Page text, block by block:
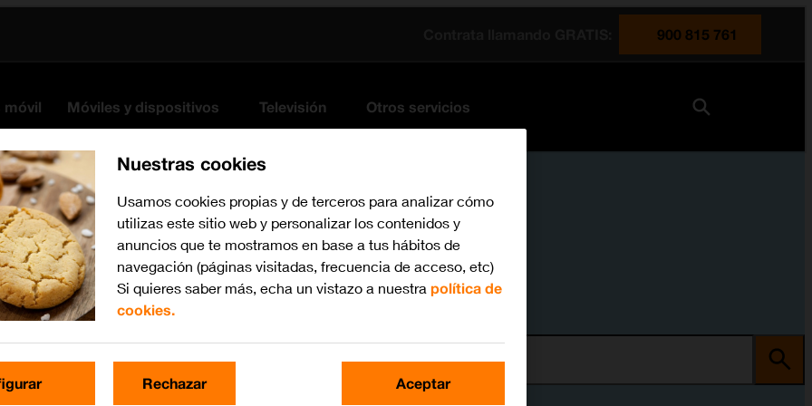
900 815 761
móvil Móviles y dispositivos Televisión Otros servicios
Busca por problema o tema
Nuestras cookies
Usamos cookies propias y de terceros para analizar cómo
utilizas este sitio web y personalizar los contenidos y
anuncios que te mostramos en base a tus hábitos de
navegación (páginas visitadas, frecuencia de acceso, etc)
Si quieres saber más, echa un vistazo a nuestra política de
cookies.
Rechazar Aceptar